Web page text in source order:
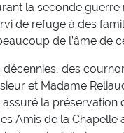
la seconde guerre
de refuge à des
de l’âme de
des
et Madame
la préservation
Amis de la Chapelle